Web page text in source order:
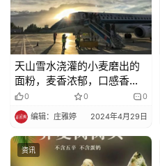
天山雪水浇灌的小麦磨出的
面粉，麦香浓郁，口感香
甜，怎么吃都好吃！
0 0 0
编辑：庄雅婷 2024年4月29日
资讯